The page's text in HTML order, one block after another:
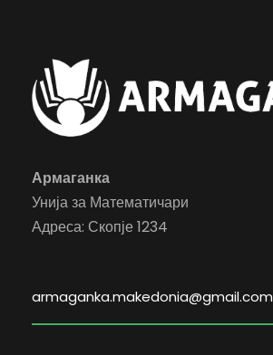
Армаганка
Унија за Математичари
Адреса: Скопје 1234
armaganka.makedonia@gmail.com